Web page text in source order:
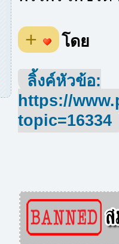
+ โดย
ลิ้งค์หัวข้อ:
https://
topic=16334